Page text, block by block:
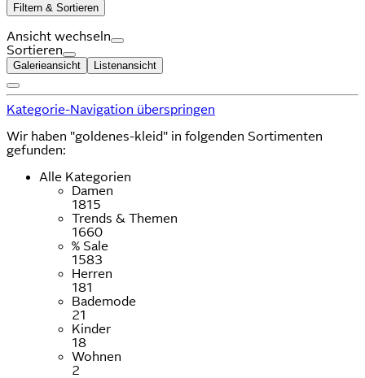
Filtern & Sortieren
Ansicht wechseln
Sortieren
Galerieansicht Listenansicht
Kategorie-Navigation überspringen
Wir haben "goldenes-kleid" in folgenden Sortimenten
gefunden:
Alle Kategorien
Damen
1815
Trends & Themen
1660
% Sale
1583
Herren
181
Bademode
21
Kinder
18
Wohnen
2